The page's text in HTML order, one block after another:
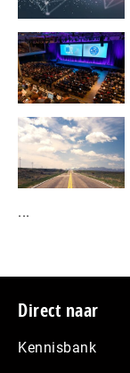
...
Footer
Direct naar
Kennisbank